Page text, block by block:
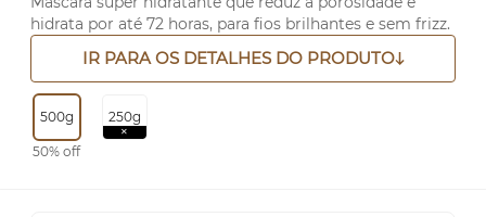
hidrata por até 72 horas, para fios brilhantes e sem frizz.
IR PARA OS DETALHES DO PRODUTO
500g
50% off
250g